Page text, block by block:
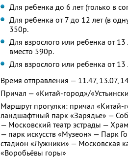
Для ребенка до 6 лет (только в
Для ребенка от 7 до 12 лет (в
350р.
Для взрослого или ребенка от
вместо 590р.
Для взрослого или ребенка от
Время отправления — 11.47, 13.07,
Причал — «Китай-город»/
Маршрут прогулки: причал
ландшафтный парк «Зарядье» —
— Московский театр эстрады —
— парк искусств «Музеон» — Парк
стадион «Лужники» — Московская
«Воробьёвы горы»